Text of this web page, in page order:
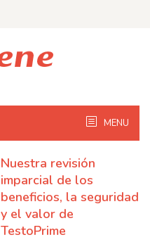
MENU
Nuestra revisión
imparcial de los
beneficios, la seguridad
y el valor de
TestoPrime